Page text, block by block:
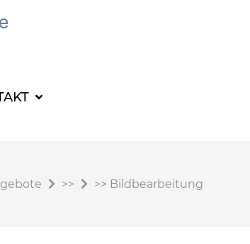
>> >> Bildbearbeitung